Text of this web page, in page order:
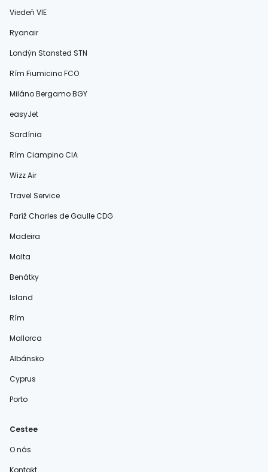
Viedeň VIE
Ryanair
Londýn Stansted STN
Rím Fiumicino FCO
Miláno Bergamo BGY
easyJet
Sardínia
Rím Ciampino CIA
Wizz Air
Travel Service
Paríž Charles de Gaulle CDG
Madeira
Malta
Benátky
Island
Rím
Mallorca
Albánsko
Cyprus
Porto
Cestee
O nás
Kontakt